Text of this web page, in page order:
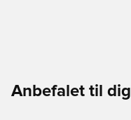
Anbefalet til dig